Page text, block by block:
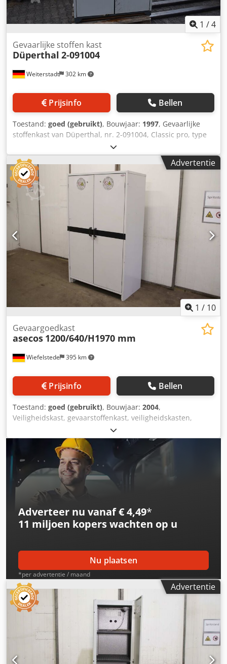
1 /4
Weiterstadt 302 km
Gevaarlijke stoffen kast
Düperthal 2-091004
Prijsinfo Bellen
Toestand: goed (gebruikt), Bouwjaar: 1997, Gevaarlijke
stoffenkast van Düperthal, nr. 2-091004, Classic pro, type
90. Buitenafmetingen: 2045 mm hoog, 1194 mm breed, 612
mm diep, met 4 inlegplanken. Chodpfx Ahezmmu Ssgea
Advertentie
1 / 10
Wiefelstede 395 km
Gevaargoedkast
asecos 1200/640/H1970 mm
Prijsinfo Bellen
Toestand: goed (gebruikt), Bouwjaar: 2004,
Veiligheidskast, gevaarstoffenkast, veiligheidskasten,
gereedschapskast, stalen kast, werkplaatskast, elektronica
kast, batterijkast, gevaarlijke stoffen kast, veiligheidskast -
Fabrikant: asecos, gevaarlijke stoffen kast, veiligheidskast -
Uitvoering: Met 3 legborden, lekbak onderin,
transportonderstel Cjdpfx Aey S R Iiohgjha -Technische
gegevens: zie foto's -Afmetingen: B/D/H 1200/640/H1970
mm -Transportgewicht: 276 kg
Adverteer nu vanaf € 4,49*
11 miljoen koperswachten op u
Nu plaatsen
*per advertentie / maand
Advertentie